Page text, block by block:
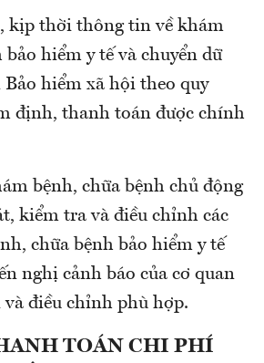
kịp thời thông tin về khám
bảo hiểm y tế và chuyển dữ
Bảo hiểm xã hội theo quy
định, thanh toán được chính
bệnh, chữa bệnh chủ động
kiểm tra và điều chỉnh các
chữa bệnh bảo hiểm y tế
nghị cảnh báo của cơ quan
điều chỉnh phù hợp.
TOÁN CHI PHÍ